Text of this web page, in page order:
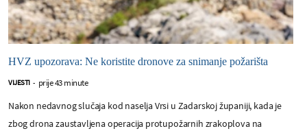
HVZ upozorava: Ne koristite dronove za snimanje požarišta
VIJESTI - prije 43 minute
Nakon nedavnog slučaja kod naselja Vrsi u Zadarskoj županiji, kada je
zbog drona zaustavljena operacija protupožarnih zrakoplova na